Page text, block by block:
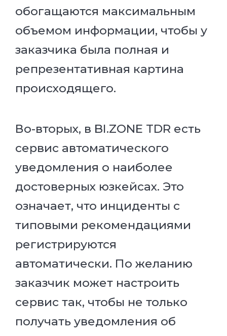
обогащаются максимальным
объемом информации, чтобы у
заказчика была полная и
репрезентативная картина
происходящего.
Во-вторых, в BI.ZONE TDR есть
сервис автоматического
уведомления о наиболее
достоверных юзкейсах. Это
означает, что инциденты с
типовыми рекомендациями
регистрируются
автоматически. По желанию
заказчик может настроить
сервис так, чтобы не только
получать уведомления об